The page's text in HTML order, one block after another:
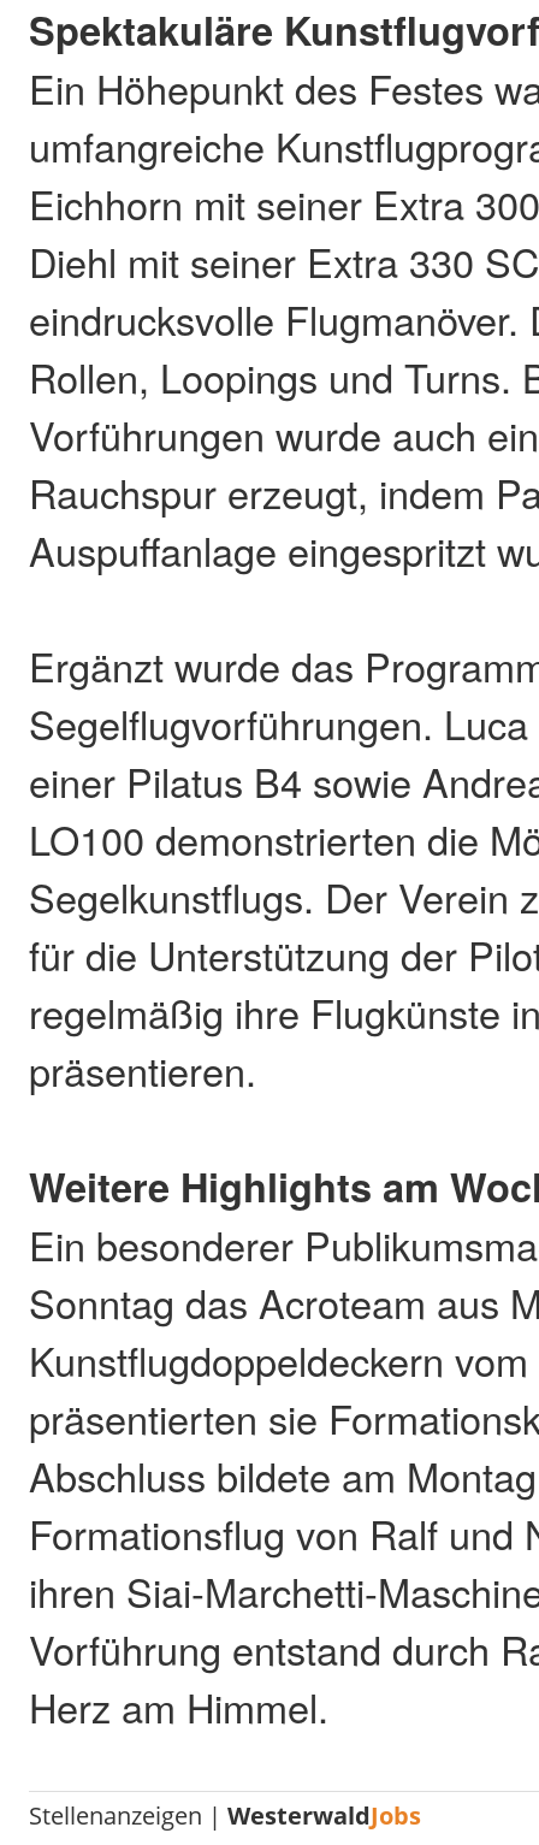
Spektakuläre
Ein Höhepunkt des Festes
umfangreiche
Eichhorn mit seiner Extra
Diehl mit seiner Extra 330
eindrucksvolle Flugmanöver.
Rollen, Loopings und Turns.
Vorführungen wurde auch
Rauchspur erzeugt, indem
Auspuffanlage eingespritzt
Ergänzt wurde das
Segelflugvorführungen.
einer Pilatus B4 sowie
LO100 demonstrierten die
Segelkunstflugs. Der Verein
für die Unterstützung der
regelmäßig ihre Flugkünste
präsentieren.
Weitere Highlights am
Ein besonderer
Sonntag das Acroteam aus
Kunstflugdoppeldeckern
präsentierten sie
Abschluss bildete am
Formationsflug von Ralf und
ihren Siai-Marchetti-
Vorführung entstand durch
Herz am Himmel.
Stellenanzeigen |WesterwaldJobs